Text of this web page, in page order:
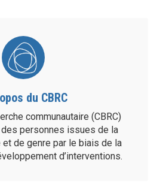
du CBRC
communautaire (CBRC)
personnes issues de la
de genre par le biais de la
d’interventions.